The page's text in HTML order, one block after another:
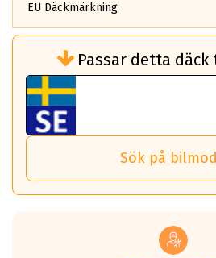
EU Däckmärkning
bränsleförbrukningen)
Det ska vara en betygsskala från
till G för rullmotstånd.
Ett klass A däck kommer ha 6,5%
bränsleförbrukning än ett klass G
Det betyder att om man kör 10,000
så sparar man 50 liter bränsle med
vilken körstil du använder.
Passar detta
Sök på